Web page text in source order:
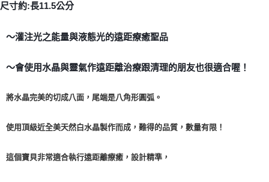
每筆NT$80，滿NT$3,000(含以上)免運費
付款後門市自取
尺寸約:長11.5公分
～灌注光之能量與液態光的遠距療癒聖品
～會使用水晶與靈氣作遠距離治療跟清理的朋友也很適合喔！
將水晶完美的切成八面，尾端是八角形圓弧。
使用頂級近全美天然白水晶製作而成，難得的品質，數量有限！
這個寶貝非常適合執行遠距離療癒，設計精準，